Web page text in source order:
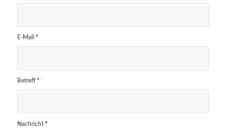
E-Mail *
Betreff *
Nachricht*